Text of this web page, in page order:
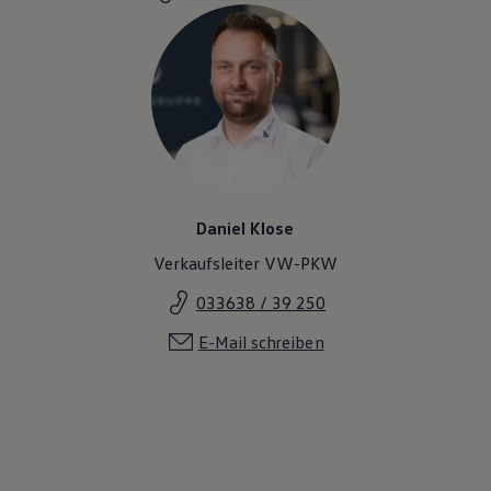
Lifestyle
Transport
Familie
Elektromobilität
Volkswagen R
Pannen- und Unfallhilfe
Volkswagen Kundenbetreuung
Daniel Klose
Verkaufsleiter VW-PKW
033638 / 39 250
E-Mail schreiben